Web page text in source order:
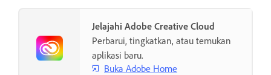
Jelajahi Adobe Creative Cloud
Perbarui, tingkatkan, atau temukan
aplikasi baru.
Buka Adobe Home